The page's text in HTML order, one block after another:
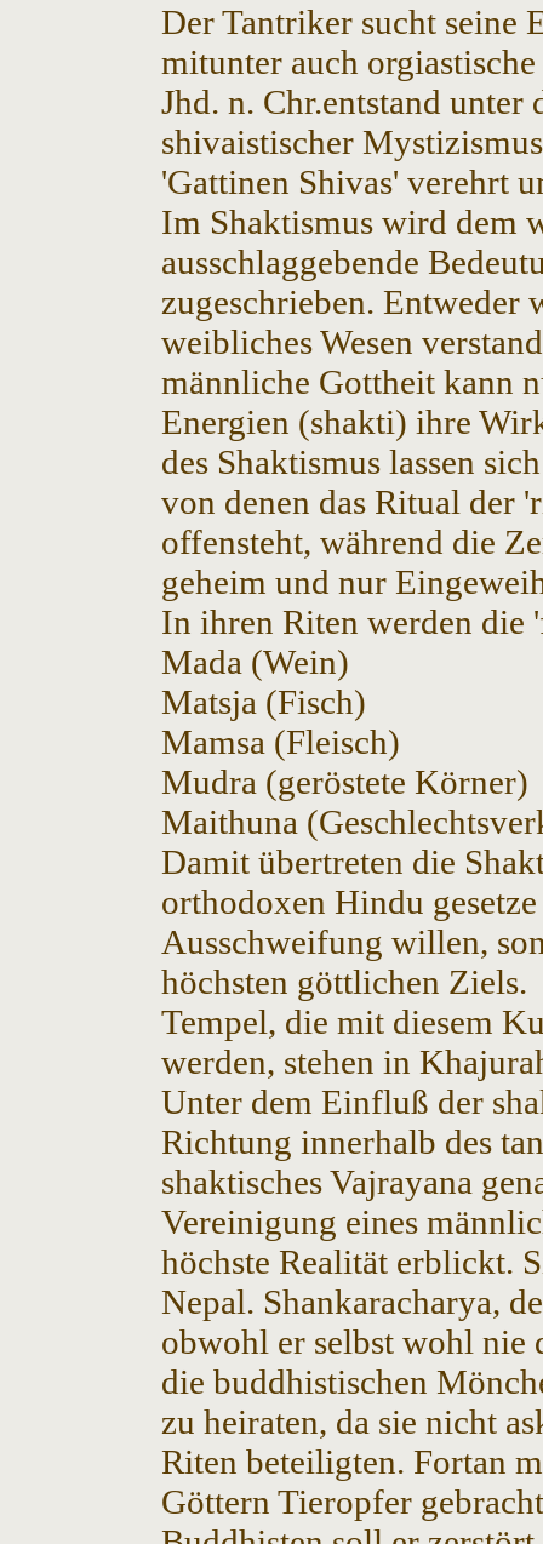
Der Tantriker sucht seine
mitunter auch
Jhd. n. Chr.entstand
shivaistischer
'Gattinen Shivas' verehrt
Im Shaktismus wird dem
ausschlaggebende
zugeschrieben. Entweder
weibliches Wesen
männliche Gottheit kann
Energien (shakti) ihre
des Shaktismus lassen
von denen das Ritual der
offensteht, während die
geheim und nur
In ihren Riten werden die
Mada (Wein)
Matsja (Fisch)
Mamsa (Fleisch)
Mudra (geröstete Körner)
Maithuna
Damit übertreten die
orthodoxen Hindu
Ausschweifung willen,
höchsten göttlichen Ziels.
Tempel, die mit diesem
werden, stehen in
Unter dem Einfluß der
Richtung innerhalb des
shaktisches Vajrayana
Vereinigung eines
höchste Realität erblickt.
Nepal. Shankaracharya,
obwohl er selbst wohl nie
die buddhistischen
zu heiraten, da sie nicht
Riten beteiligten. Fortan
Göttern Tieropfer